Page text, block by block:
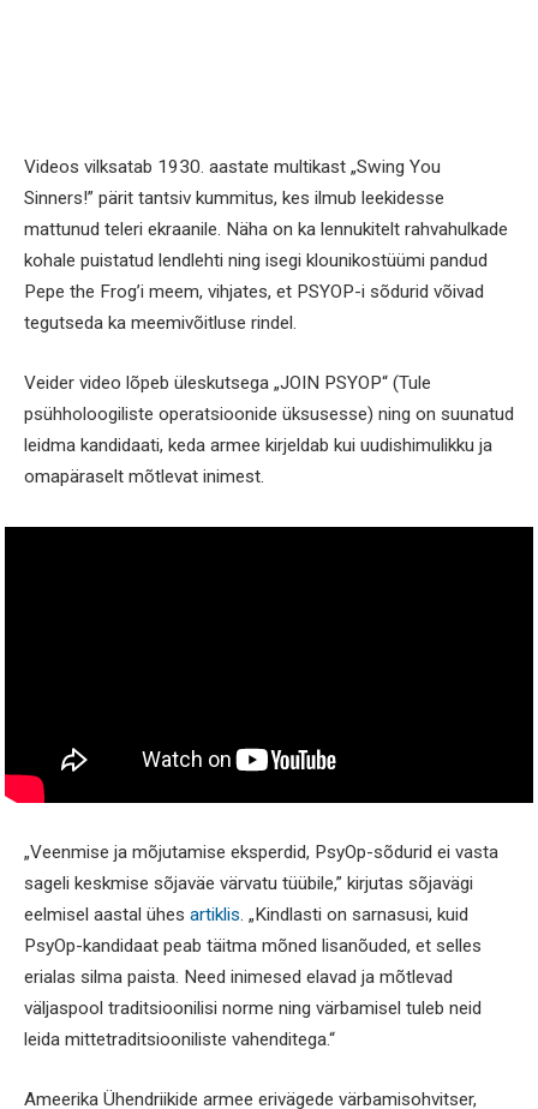
Videos vilksatab 1930. aastate multikast „Swing You
Sinners!” pärit tantsiv kummitus, kes ilmub leekidesse
mattunud teleri ekraanile. Näha on ka lennukitelt rahvahulkade
kohale puistatud lendlehti ning isegi klounikostüümi pandud
Pepe the Frog’i meem, vihjates, et PSYOP-i sõdurid võivad
tegutseda ka meemivõitluse rindel.
Veider video lõpeb üleskutsega „JOIN PSYOP“ (Tule
psühholoogiliste operatsioonide üksusesse) ning on suunatud
leidma kandidaati, keda armee kirjeldab kui uudishimulikku ja
omapäraselt mõtlevat inimest.
„Veenmise ja mõjutamise eksperdid, PsyOp-sõdurid ei vasta
sageli keskmise sõjaväe värvatu tüübile,” kirjutas sõjavägi
eelmisel aastal ühes artiklis. „Kindlasti on sarnasusi, kuid
PsyOp-kandidaat peab täitma mõned lisanõuded, et selles
erialas silma paista. Need inimesed elavad ja mõtlevad
väljaspool traditsioonilisi norme ning värbamisel tuleb neid
leida mittetraditsiooniliste vahenditega.“
Ameerika Ühendriikide armee erivägede värbamisohvitser,